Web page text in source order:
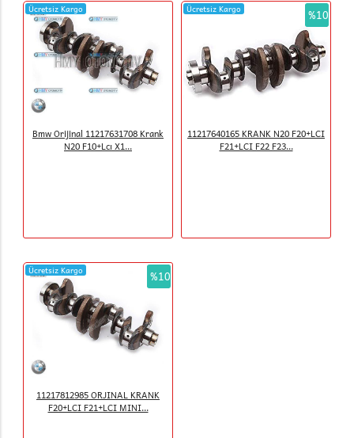
Ücretsiz Kargo
Bmw Orijinal 11217631708 Krank
N20 F10+Lcı X1...
Ücretsiz Kargo %10
11217640165 KRANK N20 F20+LCI
F21+LCI F22 F23...
Ücretsiz Kargo %10
11217812985 ORJINAL KRANK
F20+LCI F21+LCI MINI...